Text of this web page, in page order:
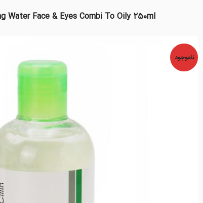
Water Face & Eyes Combi To Oily 250ml
ناموجود